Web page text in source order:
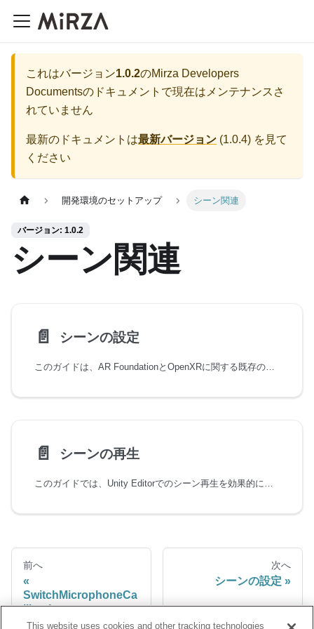
これはバージョン1.0.2のMirza Developers
Documentsのドキュメントで現在はメンテナンスさ
れていません
最新のドキュメントは最新バージョン (1.0.4) を見て
ください
開発環境のセットアップ シーン関連
バージョン: 1.0.2
シーン関連
📄️ シーンの設定
このガイドは、AR FoundationとOpenXRに関する既存の知識を前提としています。
📄️ シーンの再生
このガイドでは、Unity Editorでのシーン再生を効果的に行うためのプロジェクト設定とシーンの構成方法について説明します。これらの設定は、小さな追加変更をチェックするためにデバイスにデプロイする必要性を減らすことで、開発時間を短縮するのに役立ちます。
前へ
SwitchMicrophoneCa
llback
次へ
シーンの設定
This website uses cookies and other tracking technologies